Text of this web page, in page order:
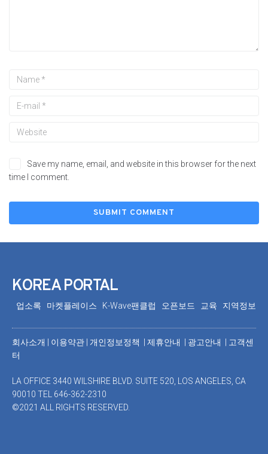
Save my name, email, and website in this browser for the next
time I comment.
KOREA PORTAL
업소록 마켓플레이스 K-Wave팬클럽 오픈보드 교육 지역정보
회사소개 이용약관 개인정보정책 | 제휴안내 | 광고안내
고객센
터
LA OFFICE 3440 WILSHIRE BLVD. SUITE 520, LOS ANGELES, CA
90010 TEL 646-362-2310
©2021 ALL RIGHTS RESERVED.